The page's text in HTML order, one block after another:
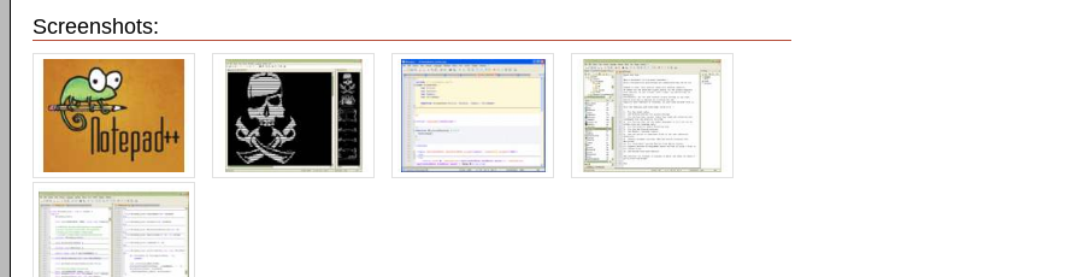
Screenshots: